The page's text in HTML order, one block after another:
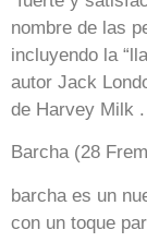
nombre de las
incluyendo la
autor Jack
de Harvey Milk
Barcha (28
barcha es un
con un toque